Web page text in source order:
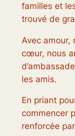
familles et
trouvé de
Avec amour,
cœur, nous
les amis.
En priant
commencer
renforcée